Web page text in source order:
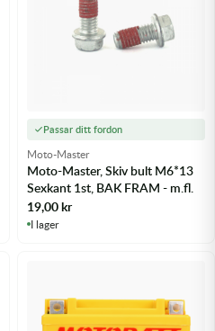
Passar ditt fordon
Moto-Master
Moto-Master, Skiv bult M6*13
Sexkant 1st, BAK FRAM - m.fl.
19,00kr
I lager